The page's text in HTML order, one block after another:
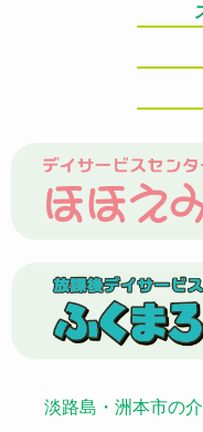
淡路島・洲本市の